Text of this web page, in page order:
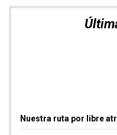
Nuestra ruta por libre